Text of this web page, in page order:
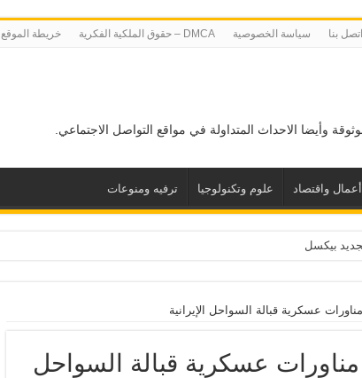
اتصل بنا سياسة الخصوصية DMCA – حقوق الملكية الفكرية خريطة الموقع
وأيضا الاحداث المتداولة في مواقع التواصل الاجتماعي.
أعمال واقتصاد علوم وتكنولوجيا ترفيه ومنوعات
عسكرية قبالة السواحل الإيرانية
مناورات عسكرية قبالة السواحل